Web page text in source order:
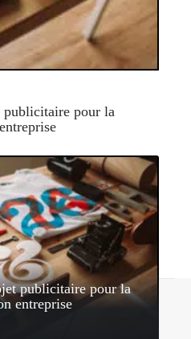
publicitaire pour la
publicitaire pour la
entreprise
légales Sitemap